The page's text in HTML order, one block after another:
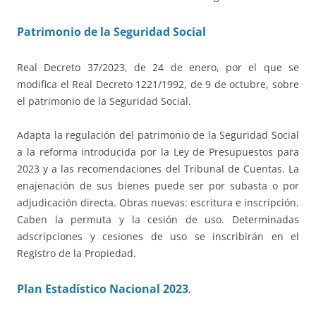
Patrimonio de la Seguridad Social
Real Decreto 37/2023, de 24 de enero, por el que se
modifica el Real Decreto 1221/1992, de 9 de octubre, sobre
el patrimonio de la Seguridad Social.
Adapta la regulación del patrimonio de la Seguridad Social
a la reforma introducida por la Ley de Presupuestos para
2023 y a las recomendaciones del Tribunal de Cuentas. La
enajenación de sus bienes puede ser por subasta o por
adjudicación directa. Obras nuevas: escritura e inscripción.
Caben la permuta y la cesión de uso. Determinadas
adscripciones y cesiones de uso se inscribirán en el
Registro de la Propiedad.
Plan Estadístico Nacional 2023.